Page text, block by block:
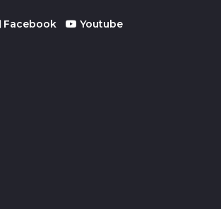
Facebook Youtube